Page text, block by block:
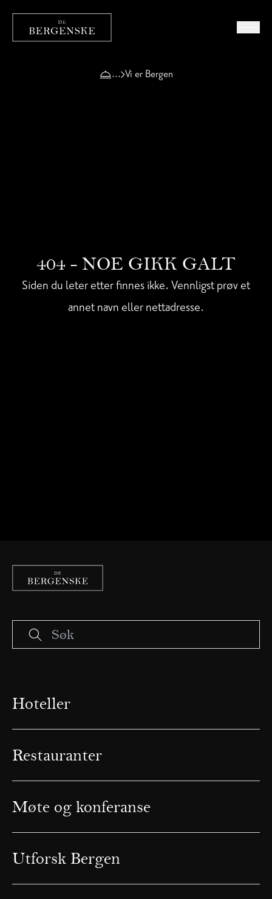
Vi er Bergen
404 - NOE GIKK GALT
Siden du leter etter finnes ikke. Vennligst prøv et
annet navn eller nettadresse.
Hoteller
Restauranter
Møte og konferanse
Utforsk Bergen